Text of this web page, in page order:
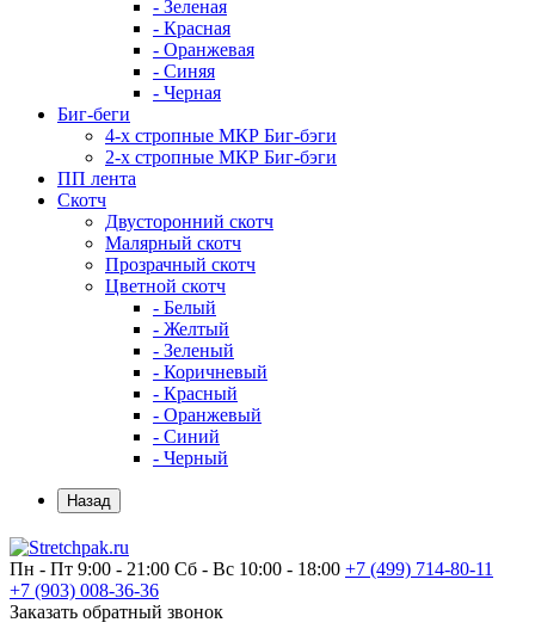
- Зеленая
- Красная
- Оранжевая
- Синяя
- Черная
Биг-беги
4-х стропные МКР Биг-бэги
2-х стропные МКР Биг-бэги
ПП лента
Скотч
Двусторонний скотч
Малярный скотч
Прозрачный скотч
Цветной скотч
- Белый
- Желтый
- Зеленый
- Коричневый
- Красный
- Оранжевый
- Синий
- Черный
Назад
Пн - Пт 9:00 - 21:00 Сб - Вс 10:00 - 18:00 +7 (499) 714-80-11
+7 (903) 008-36-36
Заказать обратный звонок